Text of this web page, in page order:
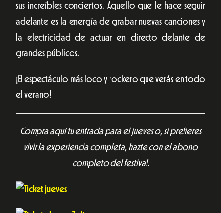
sus increíbles conciertos. Aquello que le hace seguir
adelante es la energía de grabar nuevas canciones y
la electricidad de actuar en directo delante de
grandes públicos.
¡El espectáculo más loco y rockero que verás en todo
el verano!
Compra aquí tu entrada para el jueves o, si prefieres
vivir la experiencia completa, hazte con el abono
completo del festival.